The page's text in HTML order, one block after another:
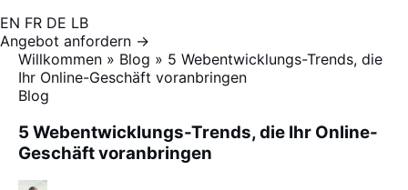
EN FR DE LB
Angebot anfordern →
Willkommen » Blog » 5 Webentwicklungs-Trends, die
Ihr Online-Geschäft voranbringen
Blog
5 Webentwicklungs-Trends, die Ihr Online-
Geschäft voranbringen